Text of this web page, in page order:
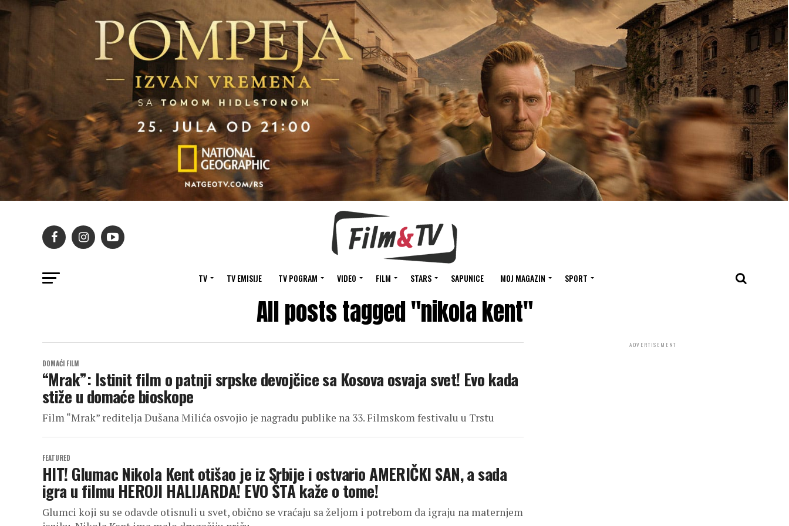
TV TV EMISIJE TV POGRAM VIDEO FILM STARS SAPUNICE MOJ MAGAZIN SPORT
All posts tagged "nikola kent"
DOMAĆI FILM
“Mrak”: Istinit film o patnji srpske devojčice sa Kosova osvaja svet! Evo kada
stiže u domaće bioskope
Film “Mrak” reditelja Dušana Milića osvojio je nagradu publike na 33. Filmskom festivalu u Trstu
FEATURED
HIT! Glumac Nikola Kent otišao je iz Srbije i ostvario AMERIČKI SAN, a sada
igra u filmu HEROJI HALIJARDA! EVO ŠTA kaže o tome!
Glumci koji su se odavde otisnuli u svet, obično se vraćaju sa željom i potrebom da igraju na maternjem
ADVERTISEMENT